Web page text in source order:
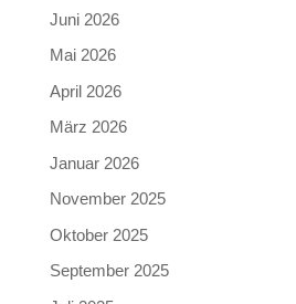
Juni 2026
Mai 2026
April 2026
März 2026
Januar 2026
November 2025
Oktober 2025
September 2025